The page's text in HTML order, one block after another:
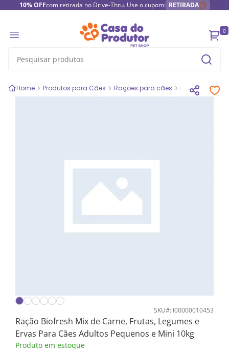
10% OFFcom retirada no Drive-Thru. Use o cupom: RETIRADA
0
Home Produtos para Cães Rações para cães Rações secas
SKU#: I00000010453
Ração Biofresh Mix de Carne, Frutas, Legumes e
Ervas Para Cães Adultos Pequenos e Mini 10kg
Produto em estoque